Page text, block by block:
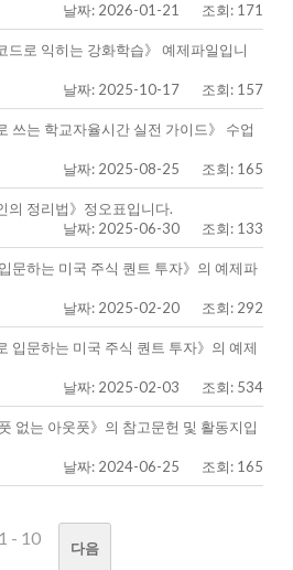
날짜: 2026-01-21
조회: 171
드로 익히는 강화학습》 예제파일입니
날짜: 2025-10-17
조회: 157
쓰는 학교자율시간 실전 가이드》 수업
날짜: 2025-08-25
조회: 165
의 정리법》정오표입니다.
날짜: 2025-06-30
조회: 133
문하는 미국 주식 퀀트 투자》의 예제파
날짜: 2025-02-20
조회: 292
입문하는 미국 주식 퀀트 투자》의 예제
날짜: 2025-02-03
조회: 534
없는 아웃풋》의 참고문헌 및 활동지입
날짜: 2024-06-25
조회: 165
1 - 10 다음